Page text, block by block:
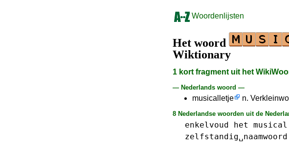
Woordenlijsten
Het woord
Wiktionary
1 kort fragment uit het
— Nederlands woord —
musicalletje n.
8 Nederlandse woorden uit de
enkelvoud het musical
zelfstandig␣naamwoord